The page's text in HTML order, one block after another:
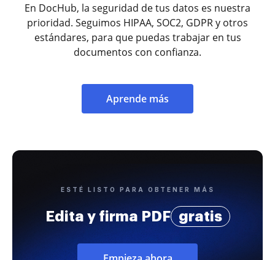
En DocHub, la seguridad de tus datos es nuestra
prioridad. Seguimos HIPAA, SOC2, GDPR y otros
estándares, para que puedas trabajar en tus
documentos con confianza.
Aprende más
ESTÉ LISTO PARA OBTENER MÁS
Edita y firma PDF gratis